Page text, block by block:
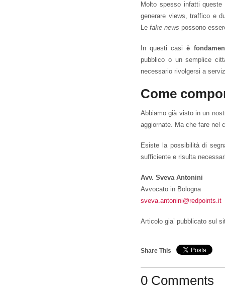
Molto spesso infatti
generare views, traffico e
Le fake news possono
In questi casiè
pubblico o un semplice
necessario rivolgersi a
Come
Abbiamo già visto in un
aggiornate. Ma che fare nel
Esiste la possibilità di
sufficiente e risulta
Avv. Sveva Antonini
Avvocato in Bologna
sveva.antonini@redpoints.it
Articolo gia’ pubblicato sul
Share This
0 Comments